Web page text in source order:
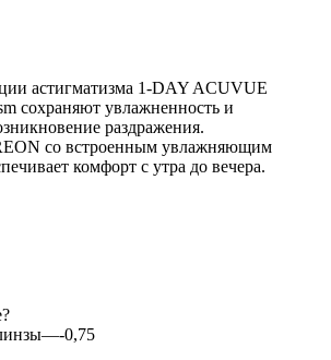
астигматизма 1-DAY ACUVUE
сохраняют увлажненность и
раздражения.
со встроенным увлажняющим
комфорт с утра до вечера.
—-0,75